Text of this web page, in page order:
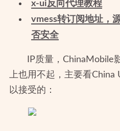
x-ui反向代理教程
vmess转订阅地址，
否安全
IP质量，ChinaMobile
上也用不起，主要看China
以接受的：